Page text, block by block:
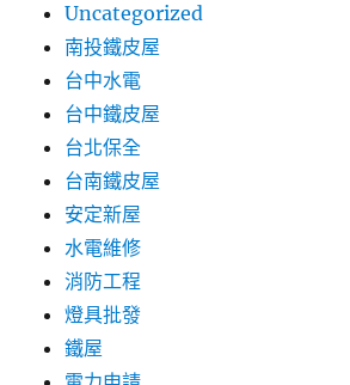
Uncategorized
南投鐵皮屋
台中水電
台中鐵皮屋
台北保全
台南鐵皮屋
安定新屋
水電維修
消防工程
燈具批發
鐵屋